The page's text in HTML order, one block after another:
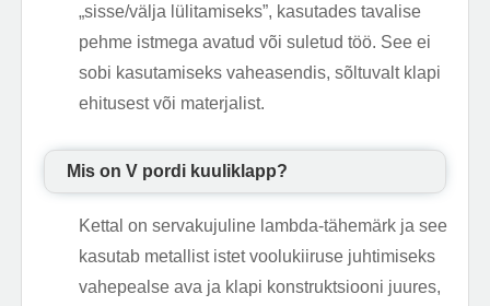
„sisse/välja lülitamiseks”, kasutades tavalise
pehme istmega avatud või suletud töö. See ei
sobi kasutamiseks vaheasendis, sõltuvalt klapi
ehitusest või materjalist.
Mis on V pordi kuuliklapp?
Kettal on servakujuline lambda-tähemärk ja see
kasutab metallist istet voolukiiruse juhtimiseks
vahepealse ava ja klapi konstruktsiooni juures,